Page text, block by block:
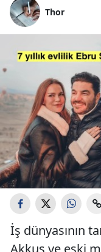
Thor
İş dünyasının
Akkuş ve eski